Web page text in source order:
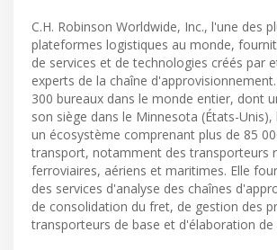
C.H. Robinson Worldwide, Inc., l'une des
plateformes logistiques au monde,
de services et de technologies créés par
experts de la chaîne
300 bureaux dans le monde entier, dont
son siège dans le Minnesota (États-
un écosystème comprenant plus de 85
transport, notamment des transporteurs
ferroviaires, aériens et maritimes. Elle
des services d'analyse des chaînes
de consolidation du fret, de gestion des
transporteurs de base et d'élaboration de